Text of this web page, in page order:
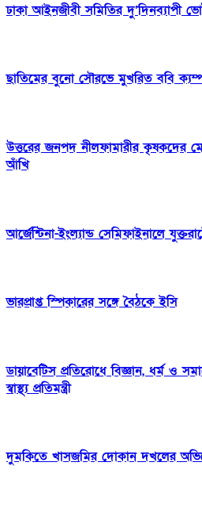
ঢাকা আইনজীবী সমিতির দু’দিনব্যাপী
ছাতিমের বুনো সৌরভে মুখরিত ববি
উত্তরের জনপদ নীলফামারীর কৃষকদের
আঁখি
আর্জেন্টিনা-ইংল্যান্ড সেমিফাইনালে
ভারপ্রাপ্ত স্পিকারের সঙ্গে বৈঠকে ইসি
ডায়াবেটিস প্রতিরোধে বিজ্ঞান, ধর্ম ও
স্বাস্থ্য প্রতিমন্ত্রী
দুমকিতে খাসজমির দোকান দখলের